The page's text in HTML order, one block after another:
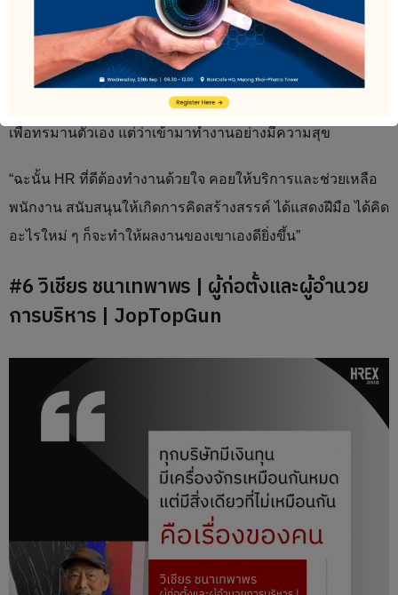
ว่าวัฒนธรรมองค์กรไม่ตรงกับสิ่งที่เขามองหา
“สุดท้ายก็คือการดูแลพนักงาน ทั้งในเรื่องการให้ Benefit ต่าง ๆ
หรือทำให้พนักงานรู้สึกว่าการทำงานนั้นไม่น่าเบื่อ ไม่ใช่เข้ามา
เพื่อทรมานตัวเอง แต่ว่าเข้ามาทำงานอย่างมีความสุข
“ฉะนั้น HR ที่ดีต้องทำงานด้วยใจ คอยให้บริการและช่วยเหลือ
พนักงาน สนับสนุนให้เกิดการคิดสร้างสรรค์ ได้แสดงฝีมือ ได้คิด
อะไรใหม่ ๆ ก็จะทำให้ผลงานของเขาเองดียิ่งขึ้น”
#6 วิเชียร ชนาเทพาพร | ผู้ก่อตั้งและผู้อำนวย
การบริหาร | JopTopGun